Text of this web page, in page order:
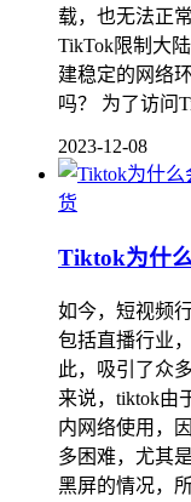
载，也无法正
TikTok限制大
建稳定的网络
吗？ 为了访问
2023-12-08
货
Tiktok为什
如今，短视频
包括直播行业
此，吸引了众
来说，tiktok由
内网络使用，
多困难，尤其
黑屏的情况，